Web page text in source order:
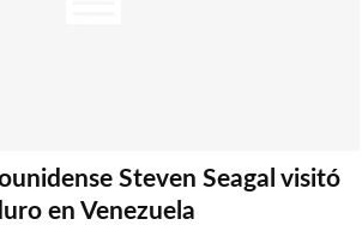
Steven Seagal visitó
en Venezuela